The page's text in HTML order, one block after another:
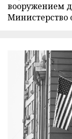
вооружением
Министерство